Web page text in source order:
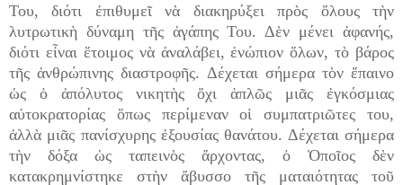
Του, διότι ἐπιθυμεῖ νὰ διακηρύξει πρὸς ὅλους τὴν
λυτρωτικὴ δύναμη τῆς ἀγάπης Του. Δὲν μένει ἀφανής,
διότι εἶναι ἕτοιμος νὰ ἀναλάβει, ἐνώπιον ὅλων, τὸ βάρος
τῆς ἀνθρώπινης διαστροφῆς. Δέχεται σήμερα τὸν ἔπαινο
ὡς ὁ ἀπόλυτος νικητὴς ὄχι ἁπλῶς μιᾶς ἐγκόσμιας
αὐτοκρατορίας ὅπως περίμεναν οἱ συμπατριῶτες του,
ἀλλὰ μιᾶς πανίσχυρης ἐξουσίας θανάτου. Δέχεται σήμερα
τὴν δόξα ὡς ταπεινὸς ἄρχοντας, ὁ Ὁποῖος δὲν
κατακρημνίστηκε στὴν ἄβυσσο τῆς ματαιότητας τοῦ